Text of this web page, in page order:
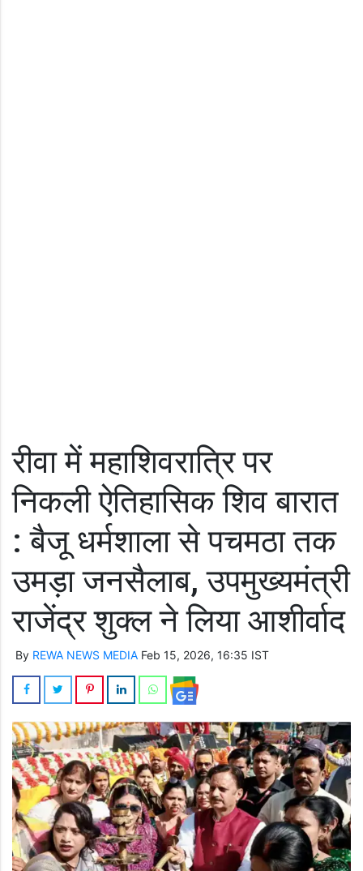
रीवा में महाशिवरात्रि पर
निकली ऐतिहासिक शिव बारात
: बैजू धर्मशाला से पचमठा तक
उमड़ा जनसैलाब, उपमुख्यमंत्री
राजेंद्र शुक्ल ने लिया आशीर्वाद
By REWA NEWS MEDIA Feb 15, 2026, 16:35 IST